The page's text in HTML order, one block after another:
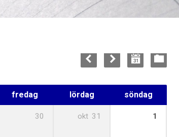
fredag lördag söndag
30 okt 31 1